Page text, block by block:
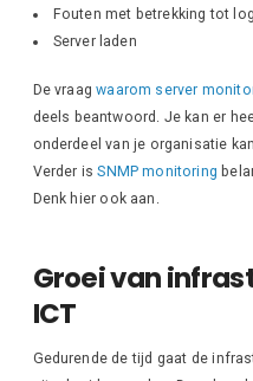
Fouten met betrekking tot
Server laden
De vraagwaarom server
deels beantwoord. Je kan er
onderdeel van je organisatie
Verder isSNMP monitoring
Denk hier ook aan.
Groei van
ICT
Gedurende de tijd gaat de